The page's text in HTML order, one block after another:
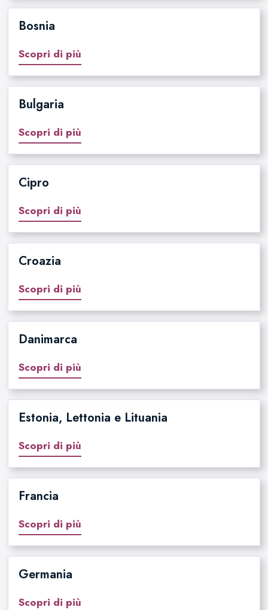
Bosnia
Scopri di più
Bulgaria
Scopri di più
Cipro
Scopri di più
Croazia
Scopri di più
Danimarca
Scopri di più
Estonia, Lettonia e Lituania
Scopri di più
Francia
Scopri di più
Germania
Scopri di più